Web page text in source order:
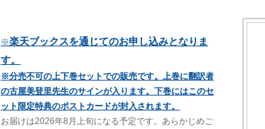
※楽天ブックスを通じてのお申し込みとなりま
す。
※分売不可の上下巻セットでの販売です。上巻に翻訳者
の古屋美登里先生のサインが入ります。下巻にはこのセ
ット限定特典のポストカードが封入されます。
お届けは2026年8月上旬になる予定です。あらかじめご